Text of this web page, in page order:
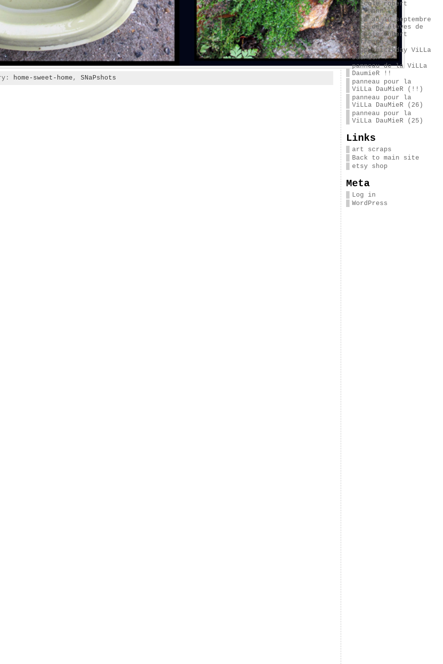
home-sweet-home , SNaPshots
l’école robert
hoffmann
du 6 au 10 septembre
avec des élèves de
l’école robert
hoffmann
happy birthday ViLLa
DauMieR !
panneau de la ViLLa
DaumieR !!
panneau pour la
ViLLa DauMieR (!!)
panneau pour la
ViLLa DauMieR (26)
panneau pour la
ViLLa DauMieR (25)
Links
art scraps
Back to main site
etsy shop
Meta
Log in
WordPress